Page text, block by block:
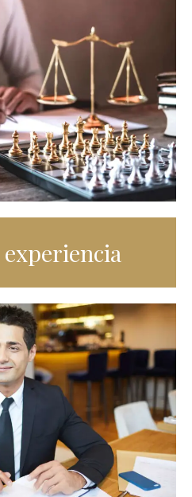
experiencia